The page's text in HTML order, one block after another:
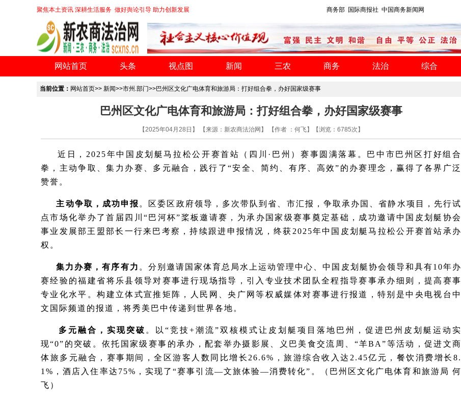
聚焦本土资讯 深耕生活服务 做好舆论引导 助力创新发展 商务部 国际商报社 中国商务新闻网
网站首页 头条 视点图 新闻 三农 商务 法治 综合
当前位置： 网站首页>> 新闻>>市州.部门>>巴州区文化广电体育和旅游局：打好组合拳，办好国家级赛事
巴州区文化广电体育和旅游局：打好组合拳，办好国家级赛事
【2025年04月28日】 【来源：新农商法治网】 【作者 ：何飞】【浏览： 6785次】
近日，2025年中国皮划艇马拉松公开赛首站（四川·巴州）赛事圆满落幕。巴中市巴州区打好组合
拳，主动争取、集力办赛、多元融合，践行了“安全、简约、有序、高效”的办赛理念，赢得了各界广泛
赞誉。
主动争取，成功申报 。区委区政府领导，多次带队到省、市汇报，争取承办国、省静水项目，先行试
点市场化举办了首届四川“巴河杯”桨板邀请赛，为承办国家级赛事奠定基础，成功邀请中国皮划艇协会
事业发展部王盟部长一行来巴考察，持续跟进申报情况，终获2025年中国皮划艇马拉松公开赛首站承办
权。
集力办赛，有序有力 。分别邀请国家体育总局水上运动管理中心、中国皮划艇协会领导和具有10年办
赛经验的福建省将乐县领导对赛事进行现场指导，引入专业技术团队全程指导赛事承办细则，提高赛事
专业化水平。构建立体式宣推矩阵，人民网、央广网等权威媒体对赛事进行报道，特别是中央电视台中
文国际频道的报道，将秀美巴中传递到世界各地。
多元融合，实现突破 。以“竞技+潮流”双核模式让皮划艇项目落地巴州，促进巴州皮划艇运动实
现“0”的突破。依托国家级赛事的承办，配套举办摄影展、义巴美食交流周、“羊BA”等活动，促进文商
体旅多元融合，赛事期间，全区游客人数同比增长26.6%，旅游综合收入达2.45亿元，餐饮消费增长8.
1%，酒店入住率达75%，实现了“赛事引流—文旅体验—消费转化”。（巴州区文化广电体育和旅游局 何
飞）